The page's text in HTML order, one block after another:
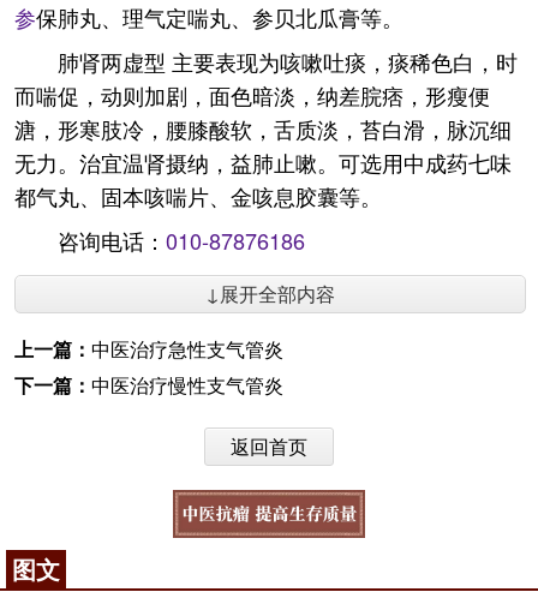
参保肺丸、理气定喘丸、参贝北瓜膏等。
肺肾两虚型 主要表现为咳嗽吐痰，痰稀色白，时
而喘促，动则加剧，面色暗淡，纳差脘痞，形瘦便
溏，形寒肢冷，腰膝酸软，舌质淡，苔白滑，脉沉细
无力。治宜温肾摄纳，益肺止嗽。可选用中成药七味
都气丸、固本咳喘片、金咳息胶囊等。
咨询电话： 010-87876186
↓展开全部内容
上一篇： 中医治疗急性支气管炎
下一篇： 中医治疗慢性支气管炎
返回首页
图文